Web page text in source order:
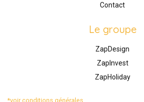
Contact
Le groupe
ZapDesign
ZapInvest
ZapHoliday
*voir conditions générales